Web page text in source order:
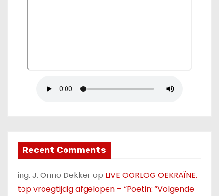
Recent Comments
ing. J. Onno Dekkerop LIVE OORLOG OEKRAÏNE.
top vroegtijdig afgelopen – “Poetin: “Volgende